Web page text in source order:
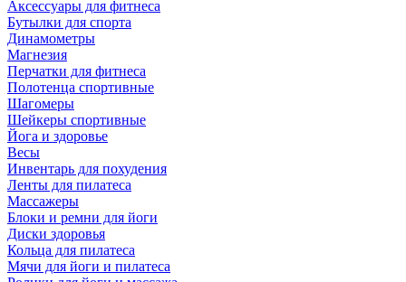
Аксессуары для фитнеса
Бутылки для спорта
Динамометры
Магнезия
Перчатки для фитнеса
Полотенца спортивные
Шагомеры
Шейкеры спортивные
Йога и здоровье
Весы
Инвентарь для похудения
Ленты для пилатеса
Массажеры
Блоки и ремни для йоги
Диски здоровья
Кольца для пилатеса
Мячи для йоги и пилатеса